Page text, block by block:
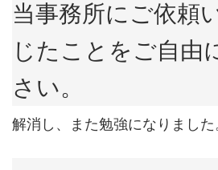
当事務所にご依頼
じたことをご自由
さい。
解消し、また勉強になりました